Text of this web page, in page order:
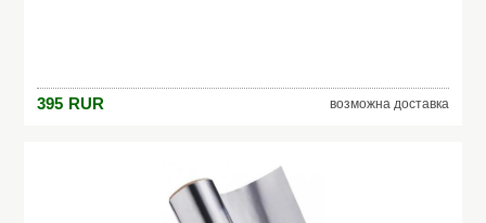
395 RUR возможна доставка